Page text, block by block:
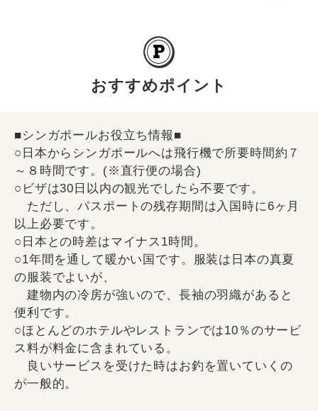
おすすめポイント
■シンガポールお役立ち情報■
○日本からシンガポールへは飛行機で所要時間約７
～８時間です。(※直行便の場合)
○ビザは30日以内の観光でしたら不要です。
ただし、パスポートの残存期間は入国時に6ヶ月
以上必要です。
○日本との時差はマイナス1時間。
○1年間を通して暖かい国です。服装は日本の真夏
の服装でよいが、
建物内の冷房が強いので、長袖の羽織があると
便利です。
○ほとんどのホテルやレストランでは10％のサービ
ス料が料金に含まれている。
良いサービスを受けた時はお釣を置いていくの
が一般的。